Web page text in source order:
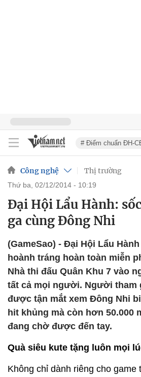
# Điểm chuẩn ĐH-
Công nghệ Thị trường
thứ ba, 02/12/2014 - 10:19
Đại Hội Lẩu Hành:
ga cùng Đông Nhi
(GameSao) - Đại Hội Lẩu
hoành tráng hoàn toàn miễn
Nhà thi đấu Quân Khu 7 vào
tất cả mọi người. Người tham
được tận mắt xem Đông Nhi
hit khủng mà còn hơn 50.000
đang chờ được đến tay.
Quà siêu kute tặng luôn mọi
Không chỉ dành riêng cho game